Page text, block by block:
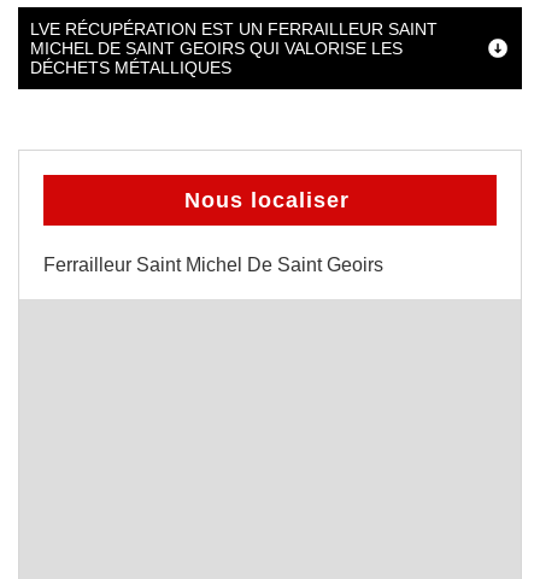
LVE RÉCUPÉRATION EST UN FERRAILLEUR SAINT
MICHEL DE SAINT GEOIRS QUI VALORISE LES
DÉCHETS MÉTALLIQUES
Nous localiser
Ferrailleur Saint Michel De Saint Geoirs